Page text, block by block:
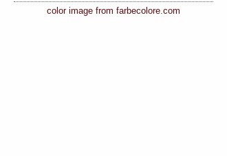
color image from farbecolore.com